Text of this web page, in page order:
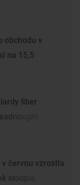
obchodu v
na 15,5
liber
červnu vzrostla
stoupla